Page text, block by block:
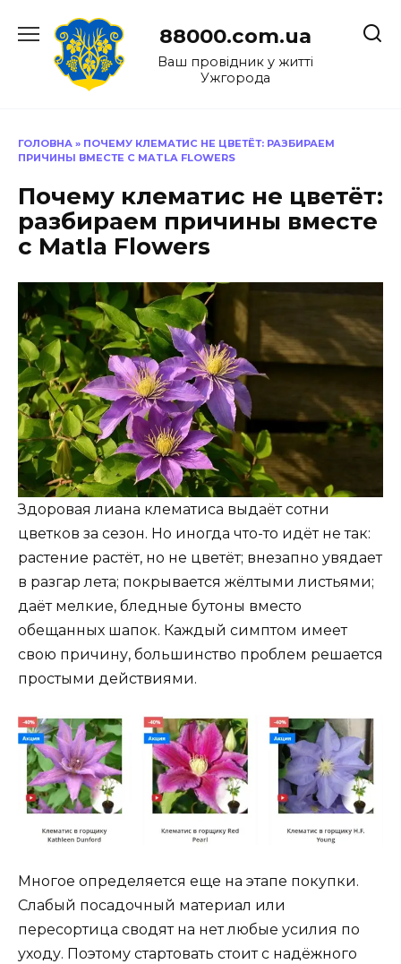
до
88000.com.ua
Ваш провідник у житті
Ужгорода
ГОЛОВНА » ПОЧЕМУ КЛЕМАТИС НЕ ЦВЕТЁТ: РАЗБИРАЕМ
ПРИЧИНЫ ВМЕСТЕ С MATLA FLOWERS
Почему клематис не цветёт:
разбираем причины вместе
с Matla Flowers
Здоровая лиана клематиса выдаёт сотни
цветков за сезон. Но иногда что-то идёт не так:
растение растёт, но не цветёт; внезапно увядает
в разгар лета; покрывается жёлтыми листьями;
даёт мелкие, бледные бутоны вместо
обещанных шапок. Каждый симптом имеет
свою причину, большинство проблем решается
простыми действиями.
Многое определяется еще на этапе покупки.
Слабый посадочный материал или
пересортица сводят на нет любые усилия по
уходу. Поэтому стартовать стоит с надёжного